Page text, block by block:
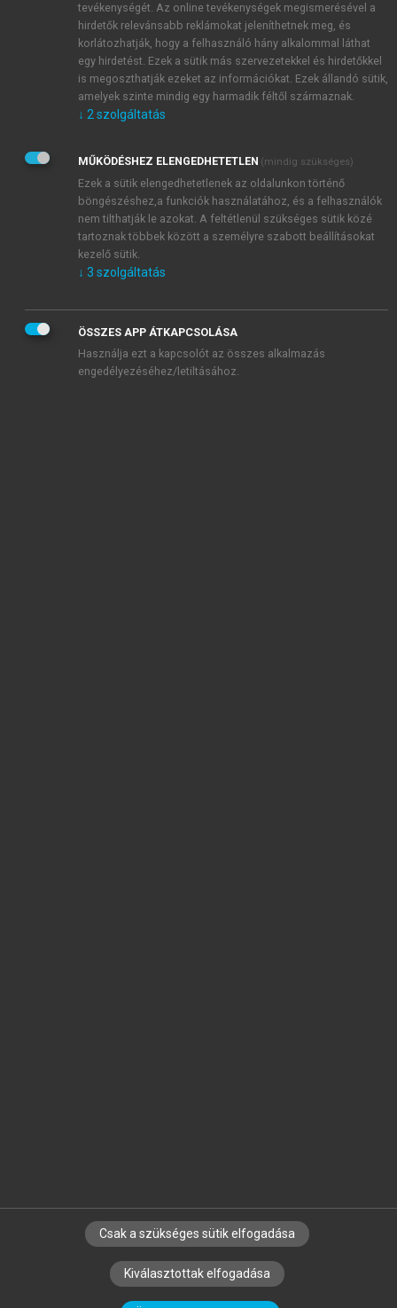
JELSZÓ ÚJRA
Kérek értesítést a MeRSZ újdonságairól, akcióiról.
Kérek értesítést az Akadémiai Kiadó Zrt. újdonságairól,
Adatkezelési tájékoztatóbanfoglaltakat tudomásul
veszem és elfogadom.
Általános vásárlási feltételeket, valamint a szotar.netés a
mersz.huoldalak licencszerződéseiben foglaltakat
tudomásul veszem és elfogadom.
KIPRÓBÁLOM
SZERZŐKNEK CÉGEKNEK KÖNYVTÁROSOKNAK
SZERKESZTÉSI ÉS LEKTORÁLÁSI ALAPELVEK
tevékenységét. Az online tevékenységek megismerésével a
hirdetők relevánsabb reklámokat jeleníthetnek meg, és
korlátozhatják, hogy a felhasználó hány alkalommal láthat
egy hirdetést. Ezek a sütik más szervezetekkel és hirdetőkkel
is megoszthatják ezeket az információkat. Ezek állandó sütik,
amelyek szinte mindig egy harmadik féltől származnak.
↓ 2 szolgáltatás
MŰKÖDÉSHEZ ELENGEDHETETLEN (mindig szükséges)
Ezek a sütik elengedhetetlenek az oldalunkon történő
böngészéshez,a funkciók használatához, és a felhasználók
nem tilthatják le azokat. A feltétlenül szükséges sütik közé
tartoznak többek között a személyre szabott beállításokat
kezelő sütik.
↓ 3 szolgáltatás
ÖSSZES APP ÁTKAPCSOLÁSA
Használja ezt a kapcsolót az összes alkalmazás
engedélyezéséhez/letiltásához.
Csak a szükséges sütik elfogadása
Kiválasztottak elfogadása